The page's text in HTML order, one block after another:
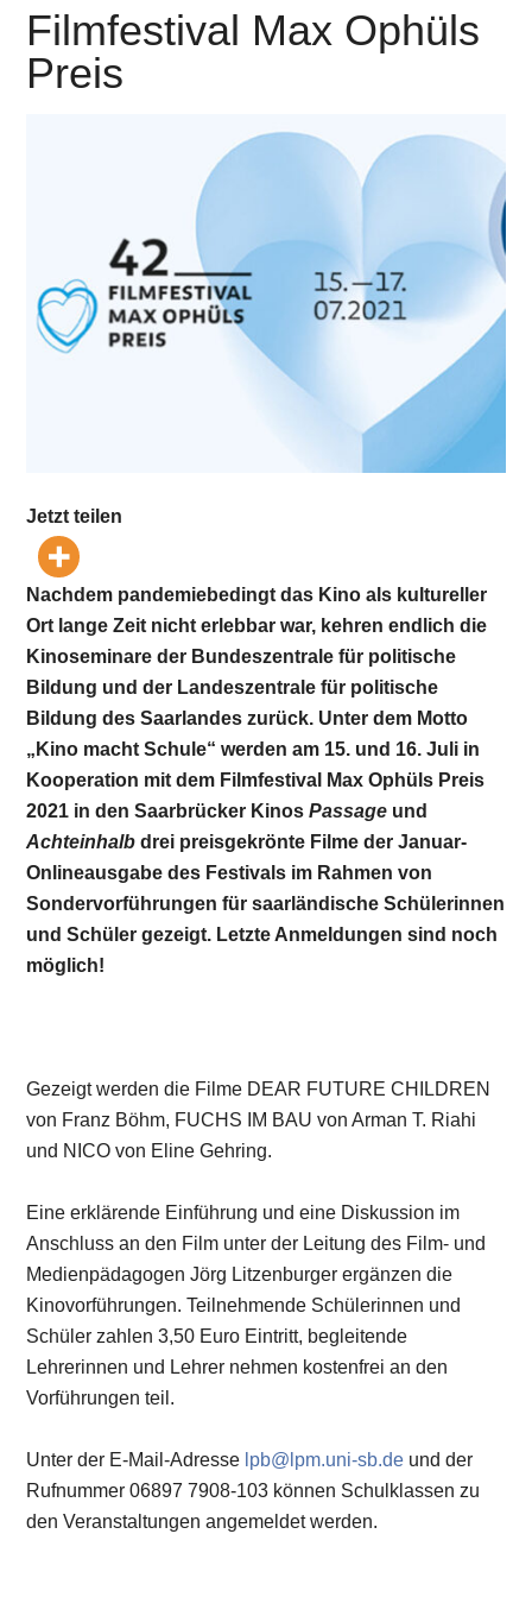
Filmfestival Max Ophüls
Preis
Jetzt teilen
Nachdem pandemiebedingt das Kino als kultureller
Ort lange Zeit nicht erlebbar war, kehren endlich die
Kinoseminare der Bundeszentrale für politische
Bildung und der Landeszentrale für politische
Bildung des Saarlandes zurück. Unter dem Motto
„Kino macht Schule“ werden am 15. und 16. Juli in
Kooperation mit dem Filmfestival Max Ophüls Preis
2021 in den Saarbrücker KinosPassage und
Achteinhalb drei preisgekrönte Filme der Januar-
Onlineausgabe des Festivals im Rahmen von
Sondervorführungen für saarländische Schülerinnen
und Schüler gezeigt. Letzte Anmeldungen sind noch
möglich!
Gezeigt werden die Filme DEAR FUTURE CHILDREN
von Franz Böhm, FUCHS IM BAU von Arman T. Riahi
und NICO von Eline Gehring.
Eine erklärende Einführung und eine Diskussion im
Anschluss an den Film unter der Leitung des Film- und
Medienpädagogen Jörg Litzenburger ergänzen die
Kinovorführungen. Teilnehmende Schülerinnen und
Schüler zahlen 3,50 Euro Eintritt, begleitende
Lehrerinnen und Lehrer nehmen kostenfrei an den
Vorführungen teil.
Unter der E-Mail-Adresse lpb@lpm.uni-sb.de und der
Rufnummer 06897 7908-103 können Schulklassen zu
den Veranstaltungen angemeldet werden.